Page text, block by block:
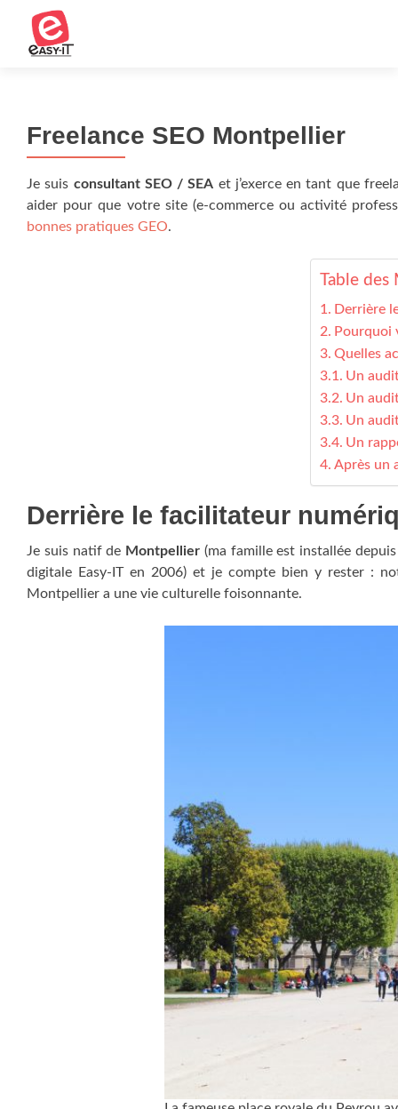
Freelance SEO Montpellier
Je suis consultant SEO / SEA et j’exerce en tant que
aider pour que votre site (e-commerce ou activité
bonnes pratiques GEO.
Table des
Derrière
Pourquoi
Quelles
Un
Un
Un
Un
Après un
Derrière le facilitateur
Je suis natif de Montpellier (ma famille est installée
digitale Easy-IT en 2006) et je compte bien y rester :
Montpellier a une vie culturelle foisonnante.